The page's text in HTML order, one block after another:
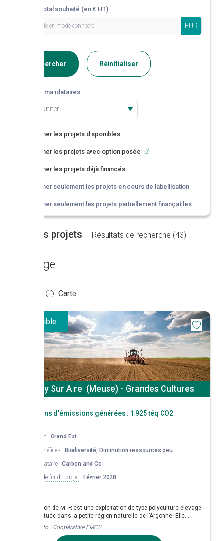
Montant total souhaité (en € HT)
EUR
Rechercher Réinitialiser
Liste des mandataires
Sélectionner...
Afficher les projets disponibles
Afficher les projets avec option posée
Afficher les projets déjà financés
Afficher seulement les projets en cours de labellisation
Afficher seulement les projets partiellement finançables
Liste des projets Résultats de recherche (43)
Affichage
Carte
Disponible
Fleury Sur Aire (Meuse) - Grandes Cultures
Réductions d'émissions générées : 1 925 téq CO2
Région
Grand Est
Co-bénéfices
Biodiversité, Diminution ressources peu
végétales, Qualité de l'air, Qualité de l'eau,
Réduction des produits phytopharmaceutiques,
Réduction énergie non renouvelable
Mandataire Carbon and Co
Date de fin du projet
Février 2028
L’exploitation de M. R est une exploitation de type polyculture élevage
allaitant située dans la petite région naturelle de l’Argonne. Elle
comporte une surface agricole utile de 485 hectares dont 291
hectares de grandes cultures. Le but de l’exploitant est d’engager la
transition agroécologique de son exploitation en réduisant ses
Crédit photo : Coopérative EMC2